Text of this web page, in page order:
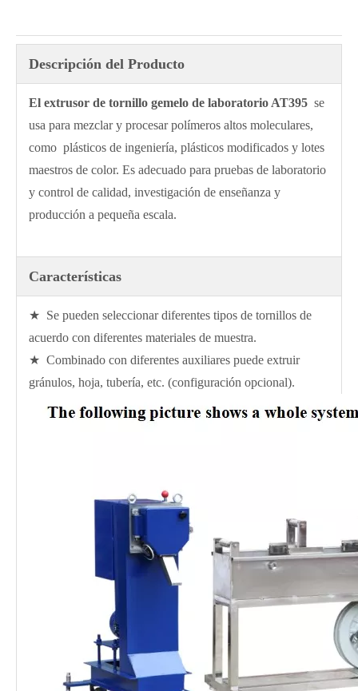
Descripción del Producto
El extrusor de tornillo gemelo de laboratorio AT395 se
usa para mezclar y procesar polímeros altos moleculares,
como plásticos de ingeniería, plásticos modificados y lotes
maestros de color. Es adecuado para pruebas de laboratorio
y control de calidad, investigación de enseñanza y
producción a pequeña escala.
Características
★ Se pueden seleccionar diferentes tipos de tornillos de
acuerdo con diferentes materiales de muestra.
★ Combinado con diferentes auxiliares puede extruir
gránulos, hoja, tubería, etc. (configuración opcional).